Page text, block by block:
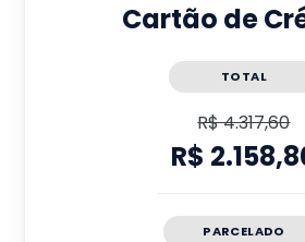
Cartão de
TOTAL
R$ 4.317,60
R$
PARCELADO